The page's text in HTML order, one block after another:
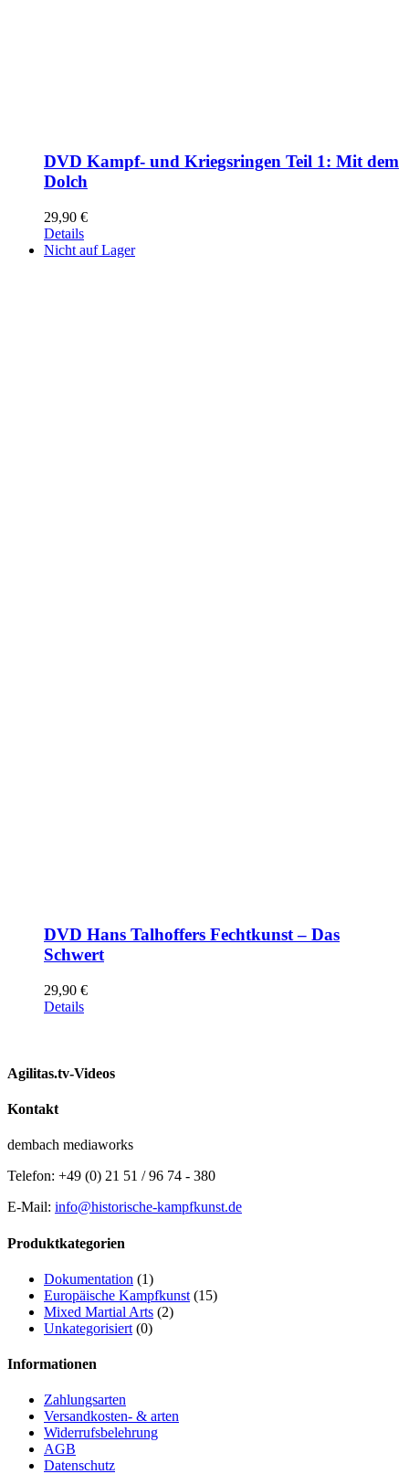
DVD Kampf- und Kriegsringen Teil 1: Mit dem
Dolch
29,90 €
Details
Nicht auf Lager
DVD Hans Talhoffers Fechtkunst – Das
Schwert
29,90 €
Details
Agilitas.tv-Videos
Kontakt
dembach mediaworks
Telefon: +49 (0) 21 51 / 96 74 - 380
E-Mail: info@historische-kampfkunst.de
Produktkategorien
Dokumentation (1)
Europäische Kampfkunst (15)
Mixed Martial Arts (2)
Unkategorisiert (0)
Informationen
Zahlungsarten
Versandkosten- & arten
Widerrufsbelehrung
AGB
Datenschutz